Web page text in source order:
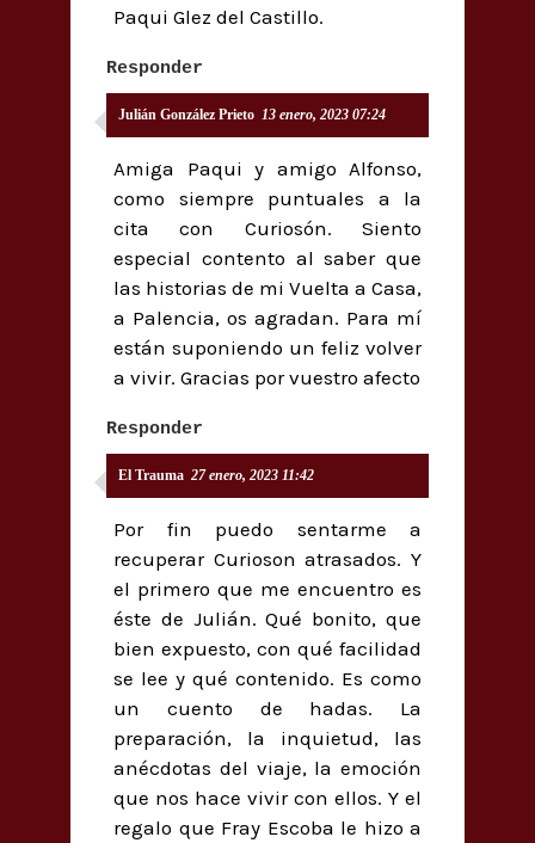
Paqui Glez del Castillo.
Responder
Julián González Prieto 13 enero, 2023 07:24
Amiga Paqui y amigo Alfonso,
como siempre puntuales a la
cita con Curiosón. Siento
especial contento al saber que
las historias de mi Vuelta a Casa,
a Palencia, os agradan. Para mí
están suponiendo un feliz volver
a vivir. Gracias por vuestro afecto
Responder
El Trauma 27 enero, 2023 11:42
Por fin puedo sentarme a
recuperar Curioson atrasados. Y
el primero que me encuentro es
éste de Julián. Qué bonito, que
bien expuesto, con qué facilidad
se lee y qué contenido. Es como
un cuento de hadas. La
preparación, la inquietud, las
anécdotas del viaje, la emoción
que nos hace vivir con ellos. Y el
regalo que Fray Escoba le hizo a